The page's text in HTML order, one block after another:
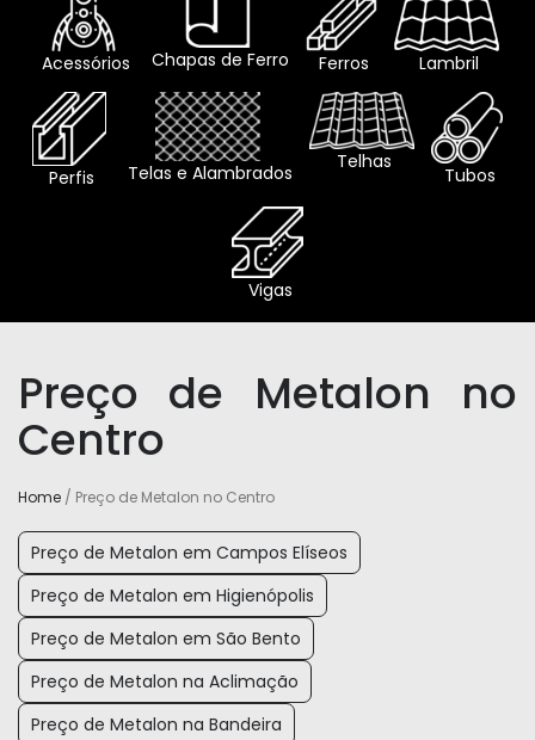
Acessórios Chapas de Ferro Ferros Lambril
Perfis Telas e Alambrados
Telhas
Tubos
Vigas
Preço de Metalon no
Centro
Home / Preço de Metalon no Centro
Preço de Metalon em Campos Elíseos
Preço de Metalon em Higienópolis
Preço de Metalon em São Bento
Preço de Metalon na Aclimação
Preço de Metalon na Bandeira